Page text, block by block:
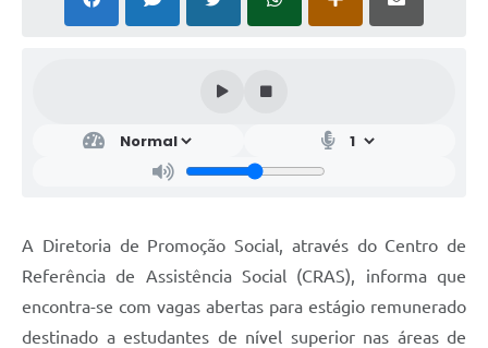
A Diretoria de Promoção Social, através do Centro de
Referência de Assistência Social (CRAS), informa que
encontra-se com vagas abertas para estágio remunerado
destinado a estudantes de nível superior nas áreas de